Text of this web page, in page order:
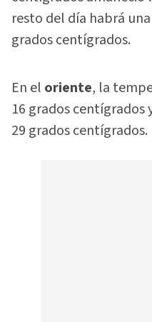
resto del día habrá
grados centígrados.
En el oriente, la
16 grados centígrados
29 grados centígrados.